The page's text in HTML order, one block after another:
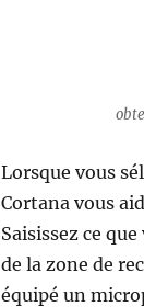
Lorsque vous
Cortana vous
Saisissez ce
de la zone de
équipé un